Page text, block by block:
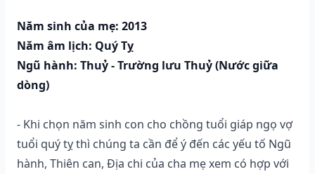
Năm sinh của mẹ: 2013
Năm âm lịch: Quý Tỵ
Ngũ hành: Thuỷ - Trường lưu Thuỷ (Nước giữa
dòng)
- Khi chọn năm sinh con cho chồng tuổi giáp ngọ vợ
tuổi quý tỵ thì chúng ta cần để ý đến các yếu tố Ngũ
hành, Thiên can, Địa chi của cha mẹ xem có hợp với